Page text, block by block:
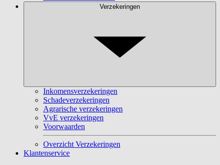
Verzekeringen
Inkomensverzekeringen
Schadeverzekeringen
Agrarische verzekeringen
VvE verzekeringen
Voorwaarden
Overzicht Verzekeringen
Klantenservice